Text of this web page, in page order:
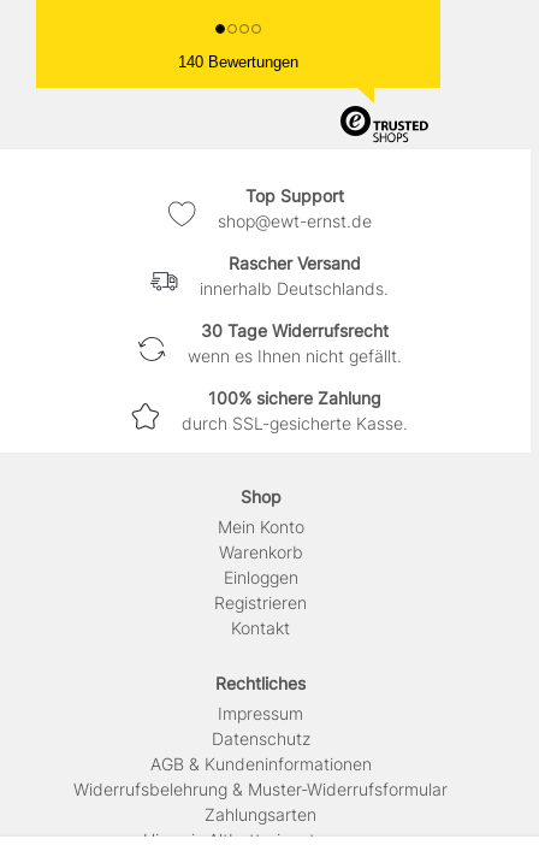
140 Bewertungen
Top Support
shop@ewt-ernst.de
Rascher Versand
innerhalb Deutschlands.
30 Tage Widerrufsrecht
wenn es Ihnen nicht gefällt.
100% sichere Zahlung
durch SSL-gesicherte Kasse.
Shop
Mein Konto
Warenkorb
Einloggen
Registrieren
Kontakt
Rechtliches
Impressum
Daten­schutz
AGB & Kundeninformationen
Widerrufsbelehrung & Muster-Widerrufsformular
Zahlungsarten
Hinweis Altbatterieentsorgung